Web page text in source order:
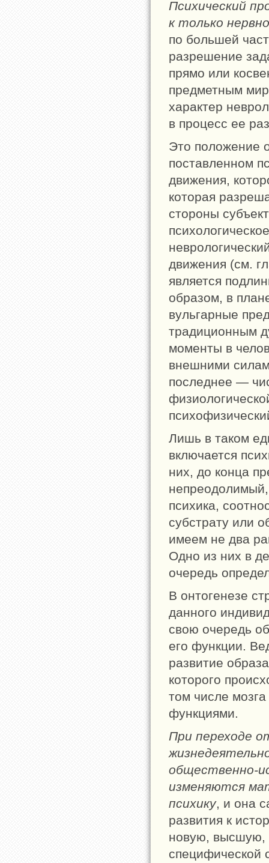
Психический
к только
по большей
разрешение
прямо или
предметным
характер
в процесс ее
Это положение
поставленном
движения,
которая
стороны
движения (см.
является
образом, в
вульгарные
традиционным
моменты в
внешними
последнее —
Лишь в таком
включается
них, до конца
непреодолимый,
психика,
субстрату или
имеем не два
Одно из них в
очередь
В онтогенезе
данного
свою очередь
его функции.
развитие
которого
том числе
функциями.
При переходе
общественно-
изменяются
психику, и она
развития к
новую, высшую,
специфической